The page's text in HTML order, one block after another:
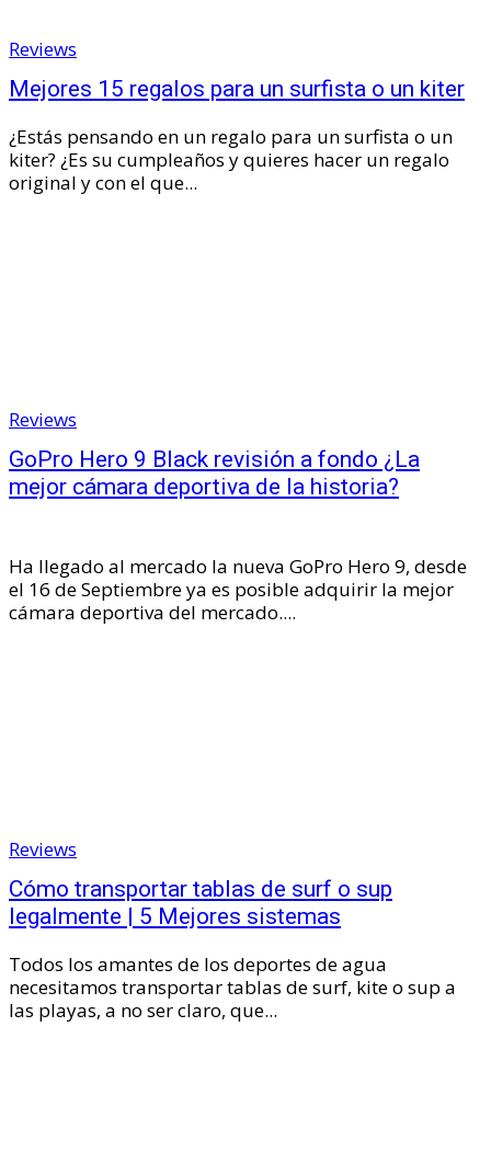
Reviews
Mejores 15 regalos para un surfista o un kiter
¿Estás pensando en un regalo para un surfista o un
kiter? ¿Es su cumpleaños y quieres hacer un regalo
original y con el que...
Reviews
GoPro Hero 9 Black revisión a fondo ¿La
mejor cámara deportiva de la historia?
Ha llegado al mercado la nueva GoPro Hero 9, desde
el 16 de Septiembre ya es posible adquirir la mejor
cámara deportiva del mercado....
Reviews
Cómo transportar tablas de surf o sup
legalmente | 5 Mejores sistemas
Todos los amantes de los deportes de agua
necesitamos transportar tablas de surf, kite o sup a
las playas, a no ser claro, que...